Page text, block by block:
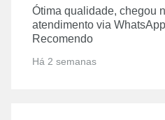
Ótima qualidade, chegou
atendimento via
Recomendo
Há 2 semanas